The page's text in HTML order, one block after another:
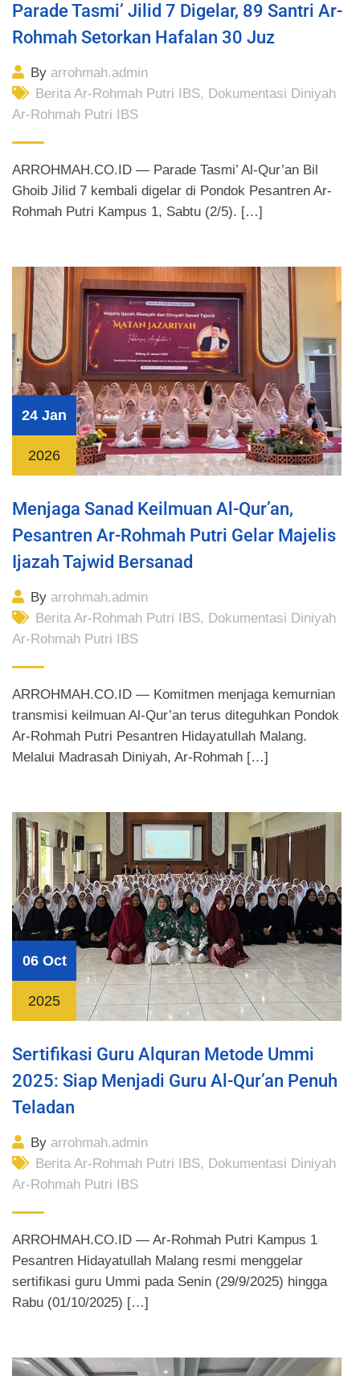
Parade Tasmi’ Jilid 7 Digelar, 89 Santri Ar-
Rohmah Setorkan Hafalan 30 Juz
By arrohmah.admin
Berita Ar-Rohmah Putri IBS, Dokumentasi Diniyah
Ar-Rohmah Putri IBS
ARROHMAH.CO.ID — Parade Tasmi’ Al-Qur’an Bil
Ghoib Jilid 7 kembali digelar di Pondok Pesantren Ar-
Rohmah Putri Kampus 1, Sabtu (2/5). […]
24 Jan
2026
Menjaga Sanad Keilmuan Al-Qur’an,
Pesantren Ar-Rohmah Putri Gelar Majelis
Ijazah Tajwid Bersanad
By arrohmah.admin
Berita Ar-Rohmah Putri IBS, Dokumentasi Diniyah
Ar-Rohmah Putri IBS
ARROHMAH.CO.ID — Komitmen menjaga kemurnian
transmisi keilmuan Al-Qur’an terus diteguhkan Pondok
Ar-Rohmah Putri Pesantren Hidayatullah Malang.
Melalui Madrasah Diniyah, Ar-Rohmah […]
06 Oct
2025
Sertifikasi Guru Alquran Metode Ummi
2025: Siap Menjadi Guru Al-Qur’an Penuh
Teladan
By arrohmah.admin
Berita Ar-Rohmah Putri IBS, Dokumentasi Diniyah
Ar-Rohmah Putri IBS
ARROHMAH.CO.ID — Ar-Rohmah Putri Kampus 1
Pesantren Hidayatullah Malang resmi menggelar
sertifikasi guru Ummi pada Senin (29/9/2025) hingga
Rabu (01/10/2025) […]